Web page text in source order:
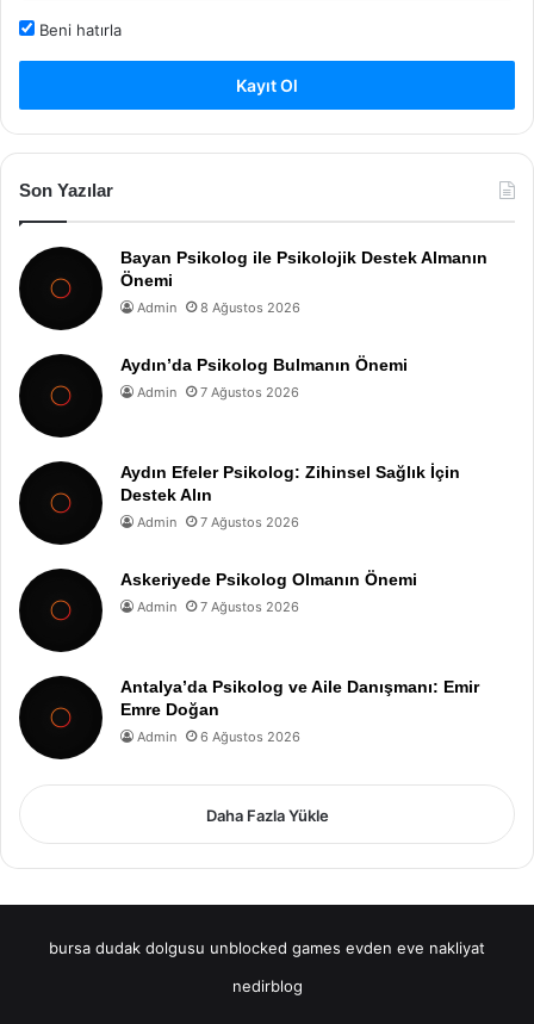
Beni hatırla
Kayıt Ol
Son Yazılar
Bayan Psikolog ile Psikolojik Destek Almanın
Önemi
Admin 8 Ağustos 2026
Aydın’da Psikolog Bulmanın Önemi
Admin 7 Ağustos 2026
Aydın Efeler Psikolog: Zihinsel Sağlık İçin
Destek Alın
Admin 7 Ağustos 2026
Askeriyede Psikolog Olmanın Önemi
Admin 7 Ağustos 2026
Antalya’da Psikolog ve Aile Danışmanı: Emir
Emre Doğan
Admin 6 Ağustos 2026
Daha Fazla Yükle
bursa dudak dolgusu unblocked games evden eve nakliyat
nedirblog